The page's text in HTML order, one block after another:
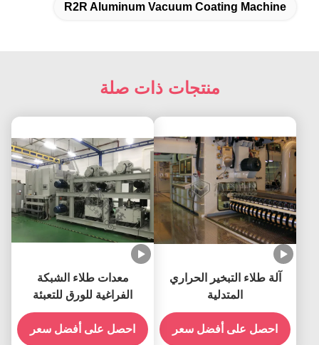
R2R Aluminum Vacuum Coating Machine
منتجات ذات صلة
آلة طلاء التبخير الحراري
المتدلية
احصل على أفضل سعر
معدات طلاء الشبكة
الفراغية للورق للتعبئة
احصل على أفضل سعر